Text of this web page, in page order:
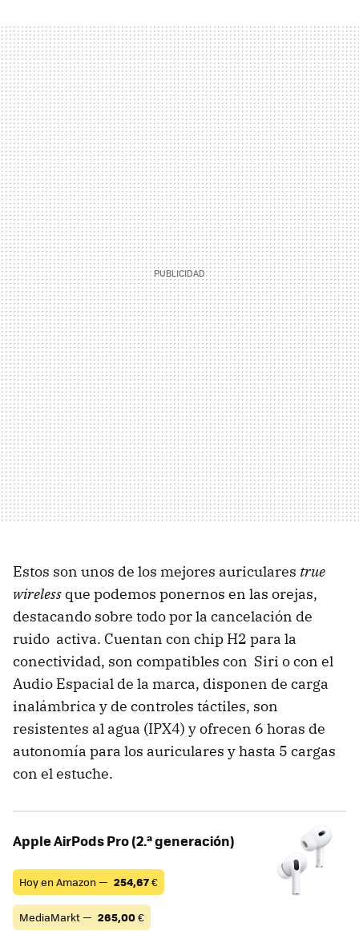
Estos son unos de los mejores auriculares true
wireless que podemos ponernos en las orejas,
destacando sobre todo por la cancelación de
ruido activa. Cuentan con chip H2 para la
conectividad, son compatibles con Siri o con el
Audio Espacial de la marca, disponen de carga
inalámbrica y de controles táctiles, son
resistentes al agua (IPX4) y ofrecen 6 horas de
autonomía para los auriculares y hasta 5 cargas
con el estuche.
Apple AirPods Pro (2.ª generación)
Hoy en Amazon — 254,67€
MediaMarkt — 265,00€